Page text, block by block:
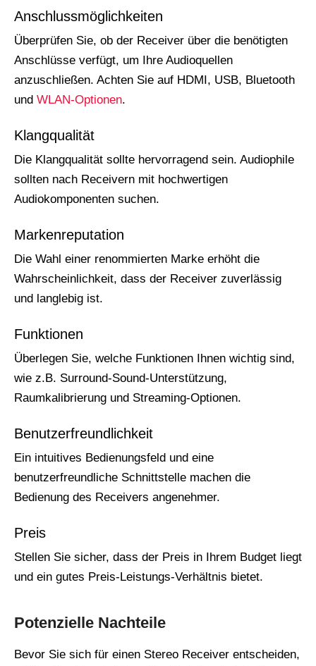
Anschlussmöglichkeiten
Überprüfen Sie, ob der Receiver über die benötigten
Anschlüsse verfügt, um Ihre Audioquellen
anzuschließen. Achten Sie auf HDMI, USB, Bluetooth
und WLAN-Optionen.
Klangqualität
Die Klangqualität sollte hervorragend sein. Audiophile
sollten nach Receivern mit hochwertigen
Audiokomponenten suchen.
Markenreputation
Die Wahl einer renommierten Marke erhöht die
Wahrscheinlichkeit, dass der Receiver zuverlässig
und langlebig ist.
Funktionen
Überlegen Sie, welche Funktionen Ihnen wichtig sind,
wie z.B. Surround-Sound-Unterstützung,
Raumkalibrierung und Streaming-Optionen.
Benutzerfreundlichkeit
Ein intuitives Bedienungsfeld und eine
benutzerfreundliche Schnittstelle machen die
Bedienung des Receivers angenehmer.
Preis
Stellen Sie sicher, dass der Preis in Ihrem Budget liegt
und ein gutes Preis-Leistungs-Verhältnis bietet.
Potenzielle Nachteile
Bevor Sie sich für einen Stereo Receiver entscheiden,